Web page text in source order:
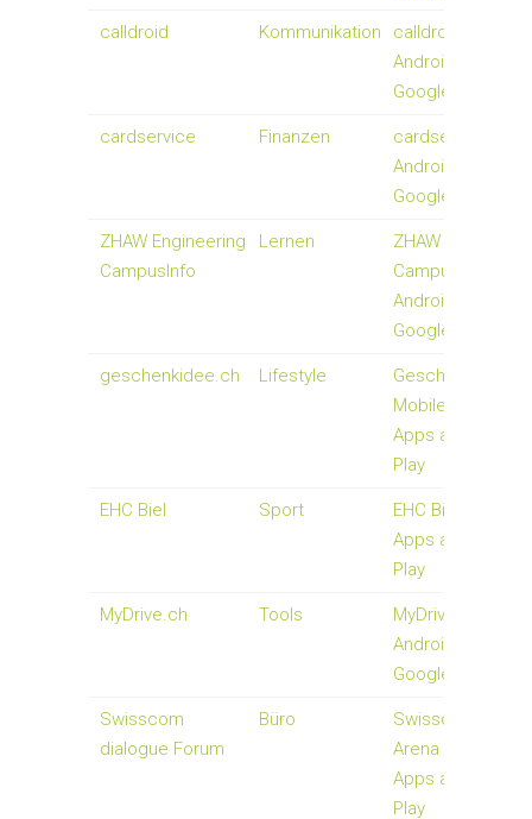
calldroid Kommunikation
calldroid -
Android-Apps auf
Google Play
cardservice Finanzen
cardservice -
Android-Apps auf
Google Play
ZHAW Engineering
CampusInfo
Lernen
ZHAW
CampusInfo -
Android-Apps auf
Google Play
geschenkidee.ch Lifestyle
Geschenkidee -
Mobile - Android-
Apps auf Google
Play
EHC Biel Sport
EHC Biel -
Apps auf Google
Play
MyDrive.ch Tools
MyDrive.ch -
Android-Apps auf
Google Play
Swisscom
dialogue Forum
Büro
Swisscom Dialog
Arena - Android-
Apps auf Google
Play